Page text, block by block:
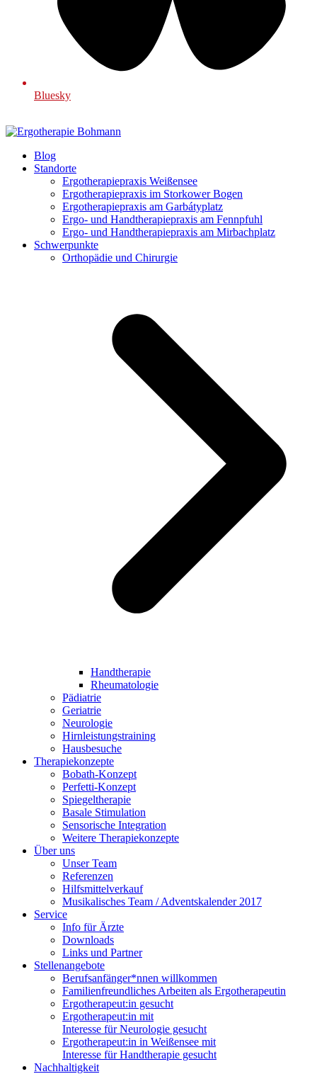
Bluesky
Blog
Standorte
Ergotherapiepraxis Weißensee
Ergotherapiepraxis im Storkower Bogen
Ergotherapiepraxis am Garbátyplatz
Ergo- und Handtherapiepraxis am Fennpfuhl
Ergo- und Handtherapiepraxis am Mirbachplatz
Schwerpunkte
Orthopädie und Chirurgie
Handtherapie
Rheumatologie
Pädiatrie
Geriatrie
Neurologie
Hirnleistungstraining
Hausbesuche
Therapiekonzepte
Bobath-Konzept
Perfetti-Konzept
Spiegeltherapie
Basale Stimulation
Sensorische Integration
Weitere Therapiekonzepte
Über uns
Unser Team
Referenzen
Hilfsmittelverkauf
Musikalisches Team / Adventskalender 2017
Service
Info für Ärzte
Downloads
Links und Partner
Stellenangebote
Berufsanfänger*nnen willkommen
Familienfreundliches Arbeiten als Ergotherapeutin
Ergotherapeut:in gesucht
Ergotherapeut:in mit
Interesse für Neurologie gesucht
Ergotherapeut:in in Weißensee mit
Interesse für Handtherapie gesucht
Nachhaltigkeit